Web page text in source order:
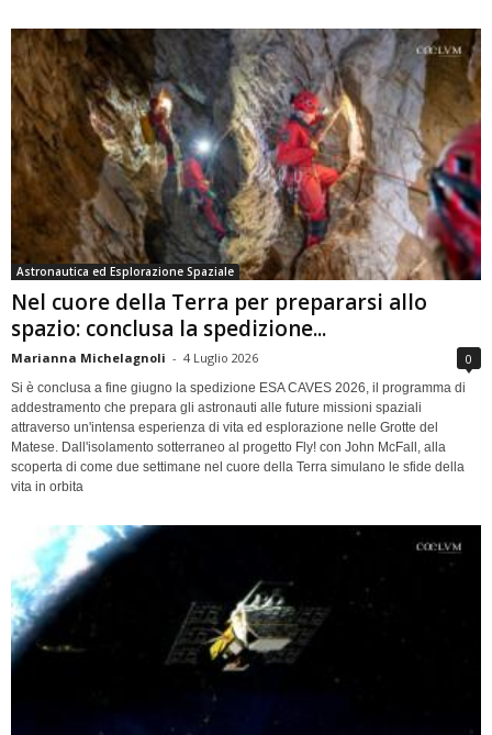
Astronautica ed Esplorazione Spaziale
Nel cuore della Terra per prepararsi allo
spazio: conclusa la spedizione...
Marianna Michelagnoli - 4 Luglio 2026 0
Si è conclusa a fine giugno la spedizione ESA CAVES 2026, il programma di
addestramento che prepara gli astronauti alle future missioni spaziali
attraverso un'intensa esperienza di vita ed esplorazione nelle Grotte del
Matese. Dall'isolamento sotterraneo al progetto Fly! con John McFall, alla
scoperta di come due settimane nel cuore della Terra simulano le sfide della
vita in orbita